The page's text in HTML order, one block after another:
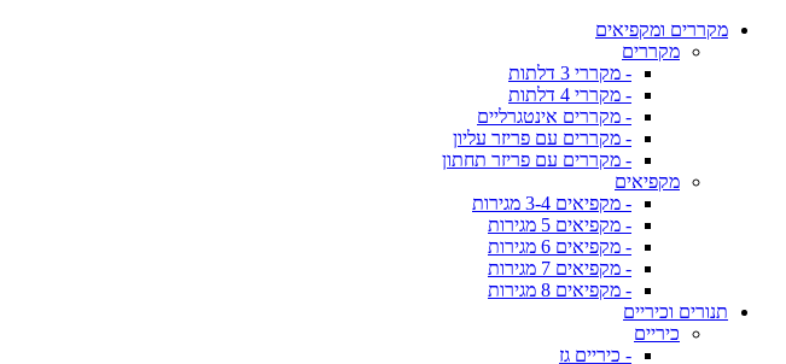
מקררים ומקפיאים
מקררים
- מקררי 3 דלתות
- מקררי 4 דלתות
- מקררים אינטגרליים
- מקררים עם פריזר עליון
- מקררים עם פריזר תחתון
מקפיאים
- מקפיאים 3-4 מגירות
- מקפיאים 5 מגירות
- מקפיאים 6 מגירות
- מקפיאים 7 מגירות
- מקפיאים 8 מגירות
תנורים וכיריים
כיריים
- כיריים גז